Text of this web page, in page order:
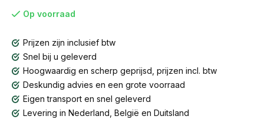
Op voorraad
Prijzen zijn inclusief btw
Snel bij u geleverd
Hoogwaardig en scherp geprijsd, prijzen incl. btw
Deskundig advies en een grote voorraad
Eigen transport en snel geleverd
Levering in Nederland, België en Duitsland